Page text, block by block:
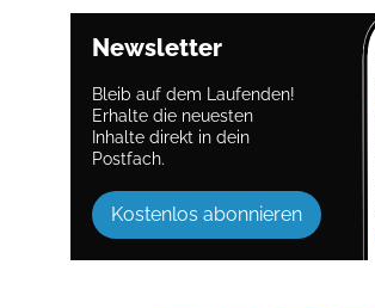
Newsletter
Bleib auf dem Laufenden!
Erhalte die neuesten
Inhalte direkt in dein
Postfach.
Kostenlos abonnieren